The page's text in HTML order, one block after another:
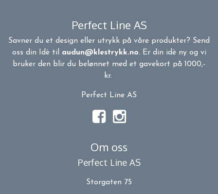
Perfect Line AS
Savner du et design eller utrykk på våre produkter? Send
oss din Idè til audun@klestrykk.no. Er din idè ny og vi
bruker den blir du belønnet med et gavekort på 1000,-
kr.
Perfect Line AS
Om oss
Perfect Line AS
Storgaten 75